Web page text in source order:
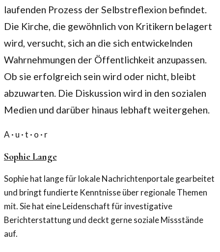
laufenden Prozess der Selbstreflexion befindet.
Die Kirche, die gewöhnlich von Kritikern belagert
wird, versucht, sich an die sich entwickelnden
Wahrnehmungen der Öffentlichkeit anzupassen.
Ob sie erfolgreich sein wird oder nicht, bleibt
abzuwarten. Die Diskussion wird in den sozialen
Medien und darüber hinaus lebhaft weitergehen.
A · u · t · o · r
Sophie Lange
Sophie hat lange für lokale Nachrichtenportale gearbeitet
und bringt fundierte Kenntnisse über regionale Themen
mit. Sie hat eine Leidenschaft für investigative
Berichterstattung und deckt gerne soziale Missstände
auf.